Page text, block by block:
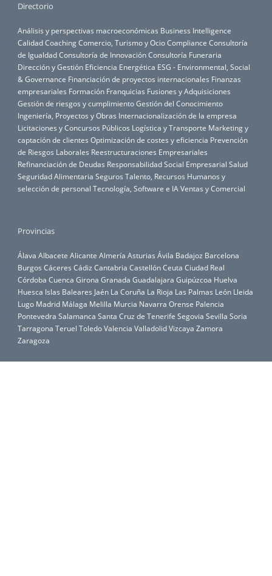
Directorio
Análisis y perspectivas macroeconómicas Business Intelligence
CalidadCoachingComercio, Turismo y OcioCompliance Consultoría
de IgualdadConsultoría de InnovaciónConsultoría Funeraria
Dirección y Gestión Eficiencia Energética ESG - Environmental, Social
& Governance Financiación de proyectos internacionales Finanzas
empresariales Formación Franquicias Fusiones y Adquisiciones
Gestión de riesgos y cumplimientoGestión del Conocimiento
Ingeniería, Proyectos y Obras Internacionalización de la empresa
Licitaciones y Concursos Públicos Logística y Transporte Marketing y
captación de clientes Optimización de costes y eficiencia Prevención
de Riesgos Laborales Reestructuraciones Empresariales
Refinanciación de Deudas Responsabilidad Social Empresarial Salud
Seguridad Alimentaria Seguros Talento, Recursos Humanos y
selección de personal Tecnología, Software e IA Ventas y Comercial
Provincias
Álava Albacete Alicante Almería Asturias Ávila Badajoz Barcelona
Burgos Cáceres Cádiz Cantabria CastellónCeuta Ciudad Real
Córdoba Cuenca Girona Granada Guadalajara Guipúzcoa Huelva
Huesca Islas Baleares Jaén La Coruña La Rioja Las Palmas León Lleida
Lugo Madrid Málaga Melilla Murcia Navarra Orense Palencia
Pontevedra Salamanca Santa Cruz de Tenerife Segovia Sevilla Soria
Tarragona Teruel ToledoValencia ValladolidVizcaya Zamora
Zaragoza